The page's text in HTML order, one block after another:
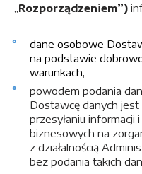
Rozporządzeniem”)
dane osobowe
na podstawie
warunkach,
powodem podania
Dostawcę danych
przesyłaniu
biznesowych na
z działalnością
bez podania takich